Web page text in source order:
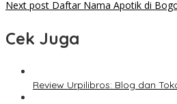
navigation
Next post Daftar Nama Apotik di
Cek Juga
Review Urpilibros: Blog dan